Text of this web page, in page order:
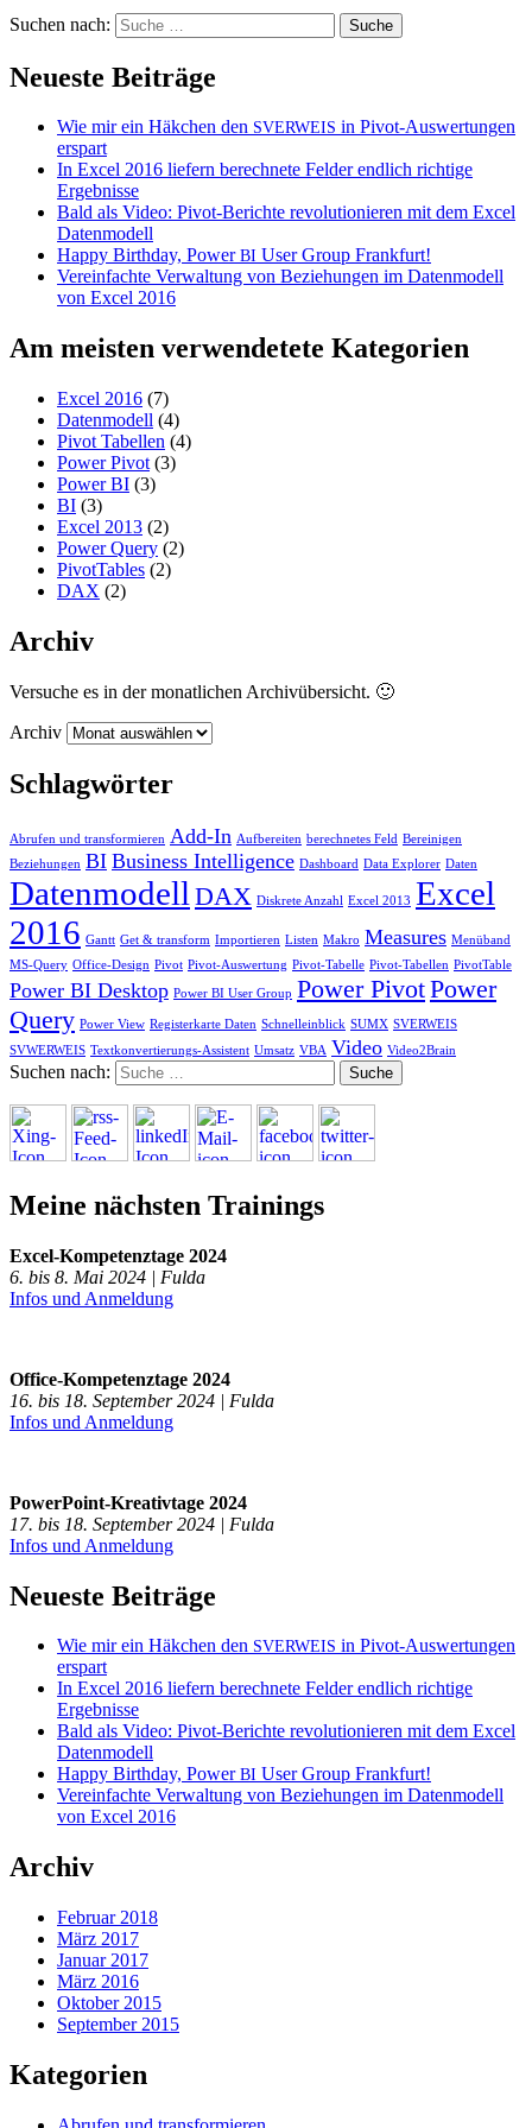
Suchen nach:
Neueste Beiträge
Wie mir ein Häkchen den SVERWEIS in Pivot-Auswertungen
erspart
In Excel 2016 liefern berechnete Felder endlich richtige
Ergebnisse
Bald als Video: Pivot-Berichte revolutionieren mit dem Excel
Datenmodell
Happy Birthday, PowerBI User Group Frankfurt!
Vereinfachte Verwaltung von Beziehungen im Datenmodell
von Excel 2016
Am meisten verwendetete Kategorien
Excel 2016 (7)
Datenmodell (4)
Pivot Tabellen (4)
Power Pivot (3)
Power BI (3)
BI (3)
Excel 2013 (2)
Power Query (2)
PivotTables (2)
DAX (2)
Archiv
Versuche es in der monatlichen Archivübersicht. 🙂
Archiv
Schlagwörter
Abrufen und transformieren Add-In Aufbereiten berechnetes Feld Bereinigen
Beziehungen BI Business Intelligence Dashboard Data Explorer Daten
Datenmodell DAX Diskrete Anzahl Excel 2013 Excel
2016 Gantt Get & transform Importieren Listen Makro Measures Menüband
MS-Query Office-Design Pivot Pivot-Auswertung Pivot-Tabelle Pivot-Tabellen PivotTable
Power BI Desktop Power BI User Group Power PivotPower
Query Power View Registerkarte Daten Schnelleinblick SUMX SVERWEIS
SVWERWEIS Textkonvertierungs-Assistent Umsatz VBA Video Video2Brain
Suchen nach:
Meine nächsten Trainings
Excel-Kompetenztage 2024
6. bis 8. Mai 2024 | Fulda
Infos und Anmeldung
Office-Kompetenztage 2024
16. bis 18. September 2024 | Fulda
Infos und Anmeldung
PowerPoint-Kreativtage 2024
17. bis 18. September 2024 | Fulda
Infos und Anmeldung
Neueste Beiträge
Wie mir ein Häkchen den SVERWEIS in Pivot-Auswertungen
erspart
In Excel 2016 liefern berechnete Felder endlich richtige
Ergebnisse
Bald als Video: Pivot-Berichte revolutionieren mit dem Excel
Datenmodell
Happy Birthday, PowerBI User Group Frankfurt!
Vereinfachte Verwaltung von Beziehungen im Datenmodell
von Excel 2016
Archiv
Februar 2018
März 2017
Januar 2017
März 2016
Oktober 2015
September 2015
Kategorien